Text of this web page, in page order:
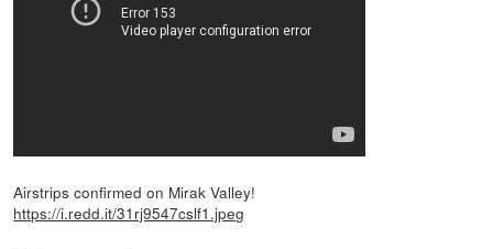
Airstrips confirmed on Mirak Valley!
https://i.redd.it/31rj9547cslf1.jpeg